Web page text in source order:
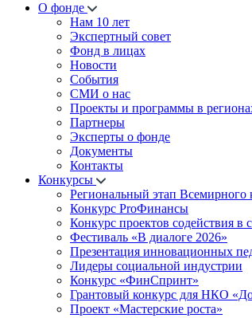
О фонде
Нам 10 лет
Экспертный совет
Фонд в лицах
Новости
События
СМИ о нас
Проекты и программы в
Партнеры
Эксперты о фонде
Документы
Контакты
Конкурсы
Региональный этап Всемирного
Конкурс ProФинансы
Конкурс проектов содействия в
Фестиваль «В диалоге 2026»
Презентация инновационных
Лидеры социальной индустрии
Конкурс «ФинСпринт»
Грантовый конкурс для НКО
Проект «Мастерские роста»